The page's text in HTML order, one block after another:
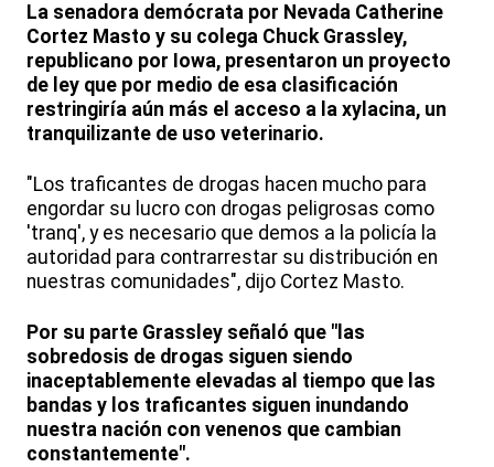
La senadora demócrata por Nevada Catherine
Cortez Masto y su colega Chuck Grassley,
republicano por Iowa, presentaron un proyecto
de ley que por medio de esa clasificación
restringiría aún más el acceso a la xylacina, un
tranquilizante de uso veterinario.
"Los traficantes de drogas hacen mucho para
engordar su lucro con drogas peligrosas como
'tranq', y es necesario que demos a la policía la
autoridad para contrarrestar su distribución en
nuestras comunidades", dijo Cortez Masto.
Por su parte Grassley señaló que "las
sobredosis de drogas siguen siendo
inaceptablemente elevadas al tiempo que las
bandas y los traficantes siguen inundando
nuestra nación con venenos que cambian
constantemente".